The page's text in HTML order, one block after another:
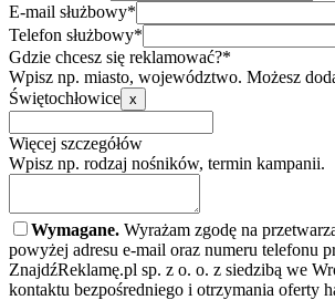
E-mail służbowy*
Telefon służbowy*
Gdzie chcesz się reklamować?*
Wpisz np. miasto, województwo. Możesz
Świętochłowice x
Więcej szczegółów
Wpisz np. rodzaj nośników, termin kampanii.
Wymagane. Wyrażam zgodę na
powyżej adresu e-mail oraz numeru telefonu
ZnajdźReklamę.pl sp. z o. o. z siedzibą we
kontaktu bezpośredniego i otrzymania oferty